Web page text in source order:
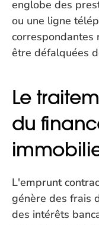
englobe des
ou une ligne
correspondantes
être défalquées
Le
du
L'emprunt
génère des frais
des intérêts